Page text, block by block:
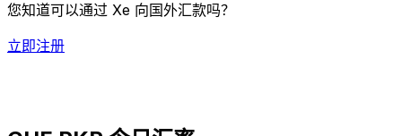
您知道可以通过 Xe 向国外汇款吗？
立即注册